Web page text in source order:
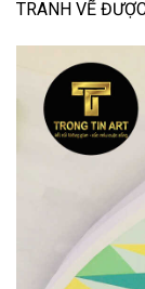
TRANH VẼ